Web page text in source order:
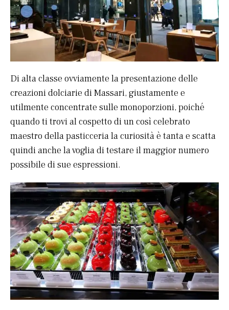
Di alta classe ovviamente la presentazione delle
creazioni dolciarie di Massari, giustamente e
utilmente concentrate sulle monoporzioni, poiché
quando ti trovi al cospetto di un così celebrato
maestro della pasticceria la curiosità è tanta e scatta
quindi anche la voglia di testare il maggior numero
possibile di sue espressioni.